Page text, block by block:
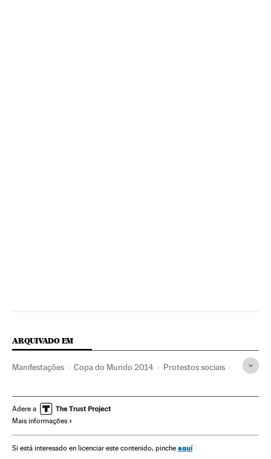
ARQUIVADO EM
Manifestações Copa do Mundo 2014 Protestos sociais
Mal-estar social Conflitos trabalhistas
Transporte urbano
Relações trabalhistas Transporte ferroviário
Adere a
Mais informações
Si está interesado en licenciar este contenido, pinche aquí